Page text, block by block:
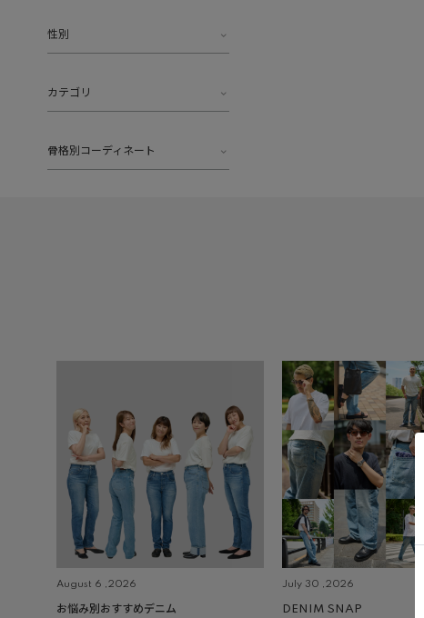
性別
カテゴリ
骨格別コーディネート
August 6 ,2026
お悩み別おすすめデニム
July 30 ,2026
DENIM SNAP